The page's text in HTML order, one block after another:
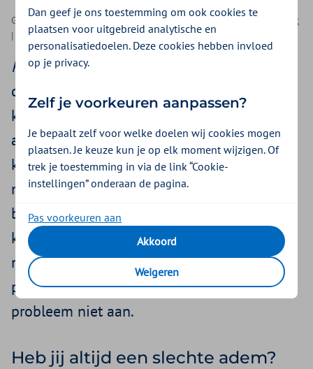
Geplaatst op 12 april 2022 | Een artikel als onderdeel van
Fit gebit
| 4 minuten lezen
Pure Fresh, Deep Mint, Intense Cool
de marketing termen moeten geloven is
kauwgom dé oplossing voor een slechte
adem. Het probleem is alleen dat in veel
kauwgom suiker zit. Suiker zorgt juist voor
méér slechte bacteriën in je mond. Een
bekende oorzaak van een slechte adem. En
kauwgum helpt dan misschien in geval van
nood na een knoflookrijke maaltijd. Alleen
pakt kauwgom de oorzaak van het
probleem niet aan.
Heb jij altijd een slechte adem?
Dan geef je ons toestemming om ook cookies te
plaatsen voor uitgebreid analytische en
personalisatiedoelen. Deze cookies hebben invloed
op je privacy.
Zelf je voorkeuren aanpassen?
Je bepaalt zelf voor welke doelen wij cookies mogen
plaatsen. Je keuze kun je op elk moment wijzigen. Of
trek je toestemming in via de link “Cookie-
instellingen” onderaan de pagina.
Pas voorkeuren aan
Akkoord
Weigeren